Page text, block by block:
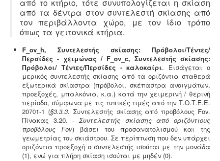
από το κτήριο, τότε συνυπολογίζεται η σκίαση
από τα δέντρα στον συντελεστή σκίασης από
τον περιβάλλοντα χώρο, με τον ίδιο τρόπο
όπως τα γειτονικά κτήρια.
F_ov h, Συντελεστής σκίασης: Πρόβολοι/Τέντες/
Περσίδες - χειμώνας / F_ov _c, Συντελεστής σκίασης:
Πρόβολοι/ Τέντες/Περσίδες - καλοκαίρι. Εισάγεται ο
μερικός συντελεστής σκίασης από τα οριζόντια σταθερά
εξωτερικά σκίαστρα (πρόβολοι, σκέπαστρα ανοιγμάτων,
προεξοχές, μπαλκόνια, κ.α.) κατά την χειμερινή / θερινή
περίοδο, σύμφωνα με τις τυπικές τιμές από την Τ.Ο.Τ.Ε.Ε.
20701-1 (§3.3.3. Συντελεστής σκίασης από προβόλους Fov.
Πίνακας 3.20. - Συντελεστής σκίασης από οριζόντιους
προβόλους Fov) βάσει του προσανατολισμού και της
γεωμετρίας του σκιάστρου. Σε περίπτωση που δεν υπάρχει
οριζόντια προεξοχή ο συντελεστής ισούται με την μονάδα
(1), ενώ για πλήρη σκίαση ισούται με μηδέν (0).